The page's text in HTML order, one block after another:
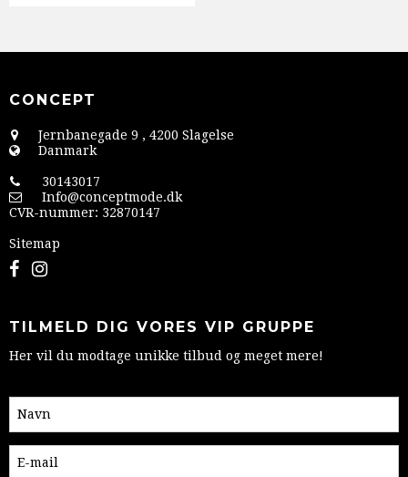
CONCEPT
Jernbanegade 9 , 4200 Slagelse
Danmark
30143017
Info@conceptmode.dk
CVR-nummer: 32870147
Sitemap
TILMELD DIG VORES VIP GRUPPE
Her vil du modtage unikke tilbud og meget mere!